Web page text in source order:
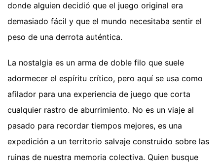
donde alguien decidió que el juego original era
demasiado fácil y que el mundo necesitaba sentir el
peso de una derrota auténtica.
La nostalgia es un arma de doble filo que suele
adormecer el espíritu crítico, pero aquí se usa como
afilador para una experiencia de juego que corta
cualquier rastro de aburrimiento. No es un viaje al
pasado para recordar tiempos mejores, es una
expedición a un territorio salvaje construido sobre las
ruinas de nuestra memoria colectiva. Quien busque